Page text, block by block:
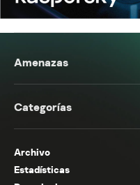
Amenazas
Categorías
Archivo
Estadísticas